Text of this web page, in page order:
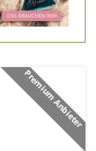
Premium Anbieter